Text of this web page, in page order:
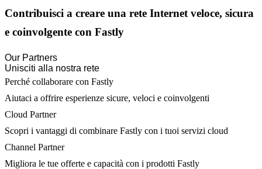
Contribuisci a creare una rete Internet veloce, sicura
e coinvolgente con Fastly
Our Partners
Unisciti alla nostra rete
Perché collaborare con Fastly
Aiutaci a offrire esperienze sicure, veloci e coinvolgenti
Cloud Partner
Scopri i vantaggi di combinare Fastly con i tuoi servizi cloud
Channel Partner
Migliora le tue offerte e capacità con i prodotti Fastly